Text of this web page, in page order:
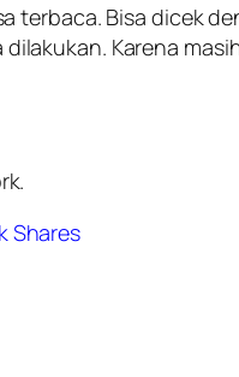
terbaca. Bisa dicek
Karena
Shares